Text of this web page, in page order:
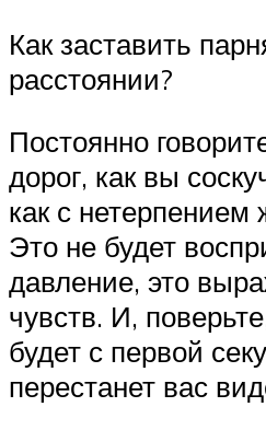
Как заставить
расстоянии?
Постоянно
дорог, как вы
как с нетерпением
Это не будет
давление, это
чувств. И,
будет с первой
перестанет вас